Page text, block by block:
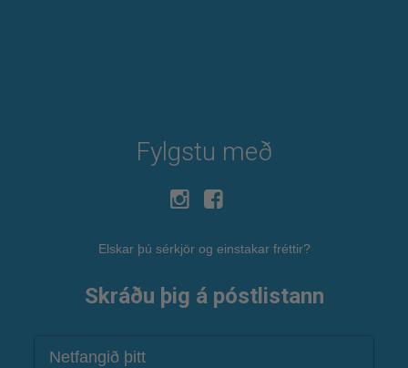
Fylgstu með
Elskar þú sérkjör og einstakar fréttir?
Skráðu þig á póstlistann